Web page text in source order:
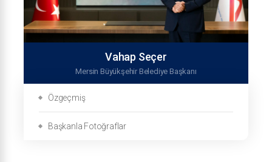
Vahap Seçer
Mersin Büyükşehir Belediye Başkanı
Özgeçmiş
Başkanla Fotoğraflar